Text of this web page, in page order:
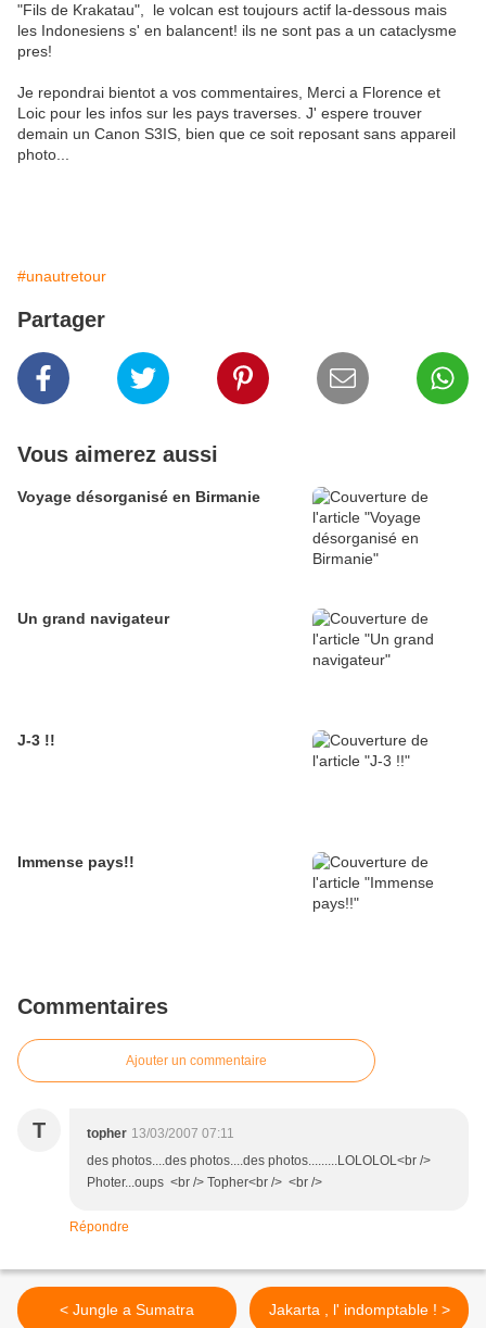
"Fils de Krakatau", le volcan est toujours actif la-dessous mais
les Indonesiens s' en balancent! ils ne sont pas a un cataclysme
pres!
Je repondrai bientot a vos commentaires, Merci a Florence et
Loic pour les infos sur les pays traverses. J' espere trouver
demain un Canon S3IS, bien que ce soit reposant sans appareil
photo...
#unautretour
Partager
Vous aimerez aussi
Voyage désorganisé en Birmanie
Un grand navigateur
J-3 !!
Immense pays!!
Commentaires
Ajouter un commentaire
T topher 13/03/2007 07:11
des photos....des photos....des photos.........LOLOLOL<br />
Photer...oups <br /> Topher<br /> <br />
Répondre
< Jungle a Sumatra Jakarta , l' indomptable ! >